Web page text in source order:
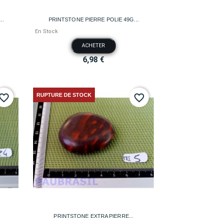
PRINTSTONE PIERRE POLIE 49G...
En Stock
ACHETER
6,98 €
Aperçu rapide
PRINTSTONE EXTRA PIERRE...
RUPTURE DE STOCK
Aperçu rapide
favorite_border